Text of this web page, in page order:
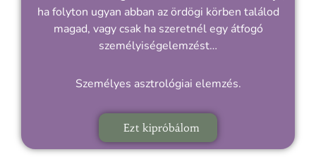
ha folyton ugyan abban az ördögi körben találod
magad, vagy csak ha szeretnél egy átfogó
személyiségelemzést…
Személyes asztrológiai elemzés.
Ezt kipróbálom